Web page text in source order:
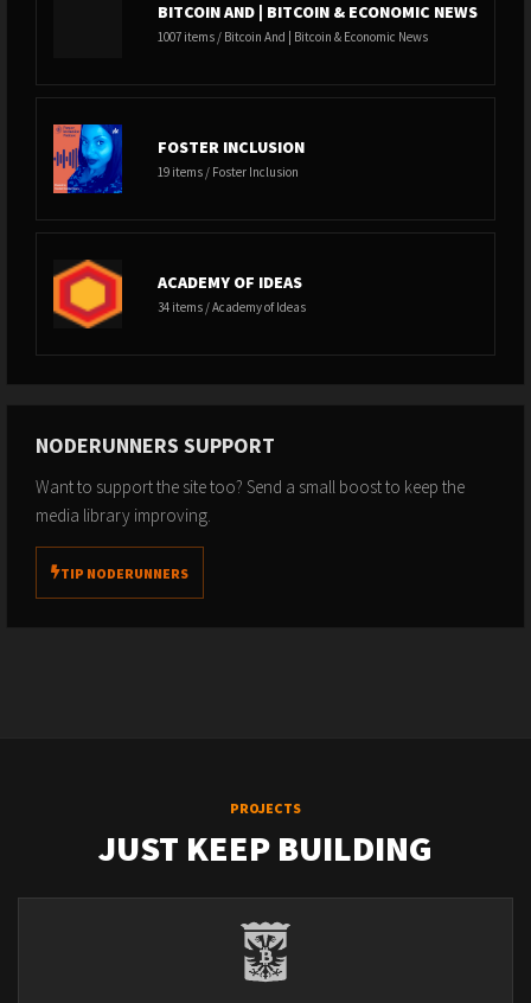
BITCOIN AND | BITCOIN & ECONOMIC NEWS
1007 items / Bitcoin And | Bitcoin & Economic News
FOSTER INCLUSION
19 items / Foster Inclusion
ACADEMY OF IDEAS
34 items / Academy of Ideas
NODERUNNERS SUPPORT
Want to support the site too? Send a small boost to keep the
media library improving.
TIP NODERUNNERS
PROJECTS
JUST KEEP BUILDING